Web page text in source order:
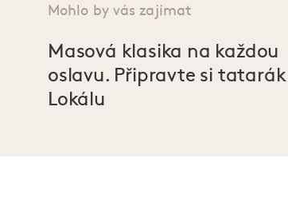
Mohlo by vás zajímat
Masová klasika na každou
oslavu. Připravte si tatarák
Lokálu